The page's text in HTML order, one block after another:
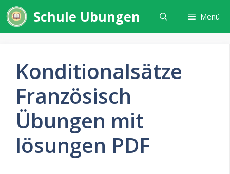
Zum
Inhalt
springen
Schule Ubungen Menü
Konditionalsätze
Französisch
Übungen mit
lösungen PDF